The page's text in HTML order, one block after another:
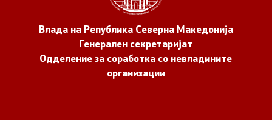
Влада на Република Северна Македонија
Генерален секретаријат
Одделение за соработка со невладините
организации